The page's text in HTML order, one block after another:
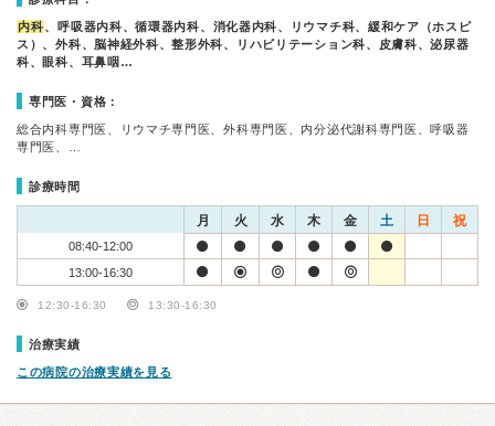
内科、呼吸器内科、循環器内科、消化器内科、リウマチ科、緩和ケア（ホスピ
ス）、外科、脳神経外科、整形外科、リハビリテーション科、皮膚科、泌尿器
科、眼科、耳鼻咽…
専門医・資格：
総合内科専門医、リウマチ専門医、外科専門医、内分泌代謝科専門医、呼吸器
専門医、…
診療時間
月 火 水 木 金 土 日 祝
08:40-12:00
13:00-16:30
12:30-16:30 13:30-16:30
治療実績
この病院の治療実績を見る